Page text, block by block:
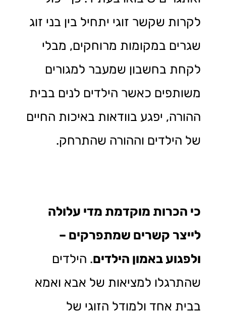
לקרות שקשר זוגי יתחיל בין בני זוג
שגרים במקומות מרוחקים, מבלי
לקחת בחשבון שמעבר למגורים
משותפים כאשר הילדים לנים בבית
ההורה, יפגע בוודאות באיכות החיים
של הילדים וההורה שהתרחק.
כי הכרות מוקדמת מדי עלולה
לייצר קשרים שמתפרקים –
ולפגוע באמון הילדים. הילדים
שהתרגלו למציאות של אבא ואמא
בבית אחד ולמודל הזוגי של